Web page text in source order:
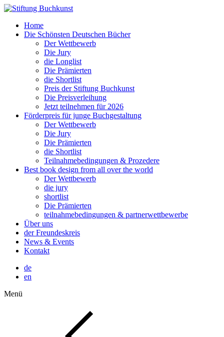
Home
Die Schönsten Deutschen Bücher
Der Wettbewerb
Die Jury
die Longlist
Die Prämierten
die Shortlist
Preis der Stiftung Buchkunst
Die Preisverleihung
Jetzt teilnehmen für 2026
Förderpreis für junge Buchgestaltung
Der Wettbewerb
Die Jury
Die Prämierten
die Shortlist
Teilnahmebedingungen & Prozedere
Best book design from all over the world
Der Wettbewerb
die jury
shortlist
Die Prämierten
teilnahmebedingungen & partnerwettbewerbe
Über uns
der Freundeskreis
News & Events
Kontakt
de
en
Menü